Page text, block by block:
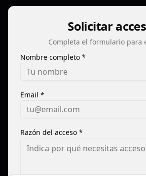
Solicitar
Completa el formulario para
Nombre completo *
Email *
Razón del acceso *